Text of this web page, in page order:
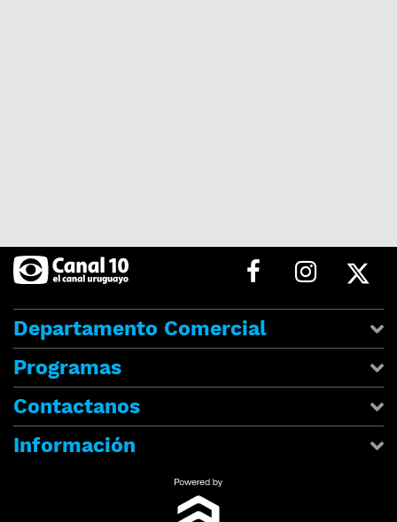
Departamento Comercial
Programas
Contactanos
Información